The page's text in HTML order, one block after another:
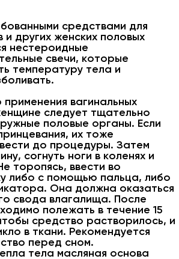
средствами для
и других женских половых
нестероидные
свечи, которые
температуру тела и
вагинальных
следует тщательно
половые органы. Если
их тоже
до процедуры. Затем
согнуть ноги в коленях и
торопясь, ввести во
либо с помощью пальца, либо
Она должна оказаться
свода влагалища. После
полежать в течение 15
средство растворилось, и
в ткани. Рекомендуется
перед сном.
тела масляная основа